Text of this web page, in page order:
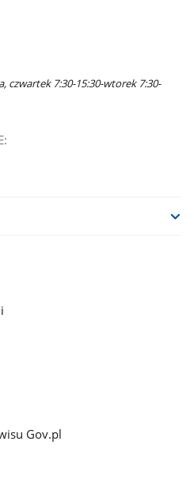
czwartek 7:30-15:30-wtorek 7:30-
Gov.pl